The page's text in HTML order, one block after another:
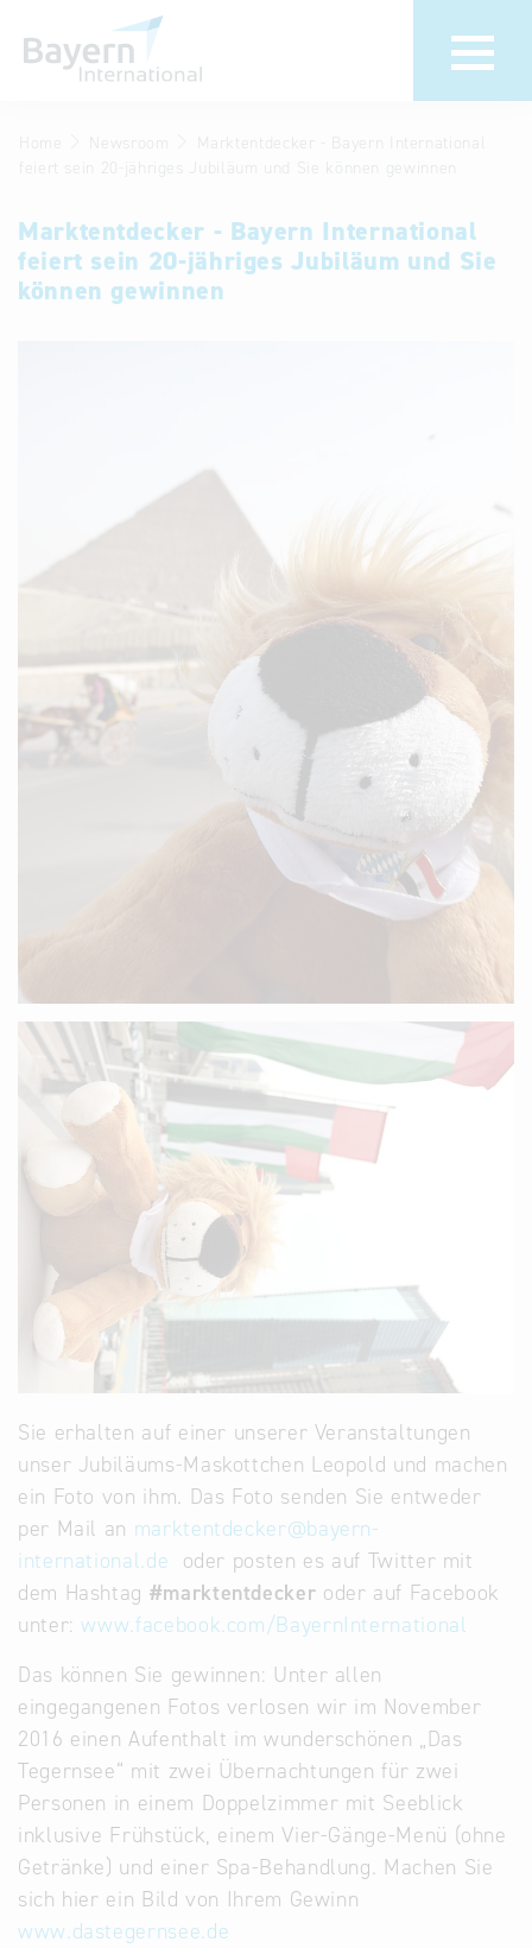
Wir über uns
Partner &
Wirtschaftsrepräsentanzen
Treffen Sie uns am
Termine &
30 Jahre
Bayern
Home Newsroom
Marktentdecker - Bayern International
feiert sein 20-jähriges Jubiläum und Sie können gewinnen
Marktentdecker - Bayern International
feiert sein 20-jähriges Jubiläum und Sie
können gewinnen
Sie erhalten auf einer unserer Veranstaltungen
unser Jubiläums-Maskottchen Leopold und machen
ein Foto von ihm. Das Foto senden Sie entweder
per Mail an marktentdecker@bayern-
international.de oder posten es auf Twitter mit
dem Hashtag #marktentdecker oder auf Facebook
unter:www.facebook.com/BayernInternational
Das können Sie gewinnen: Unter allen
eingegangenen Fotos verlosen wir im November
2016 einen Aufenthalt im wunderschönen „Das
Tegernsee“ mit zwei Übernachtungen für zwei
Personen in einem Doppelzimmer mit Seeblick
inklusive Frühstück, einem Vier-Gänge-Menü (ohne
Getränke) und einer Spa-Behandlung. Machen Sie
sich hier ein Bild von Ihrem Gewinn
www.dastegernsee.de